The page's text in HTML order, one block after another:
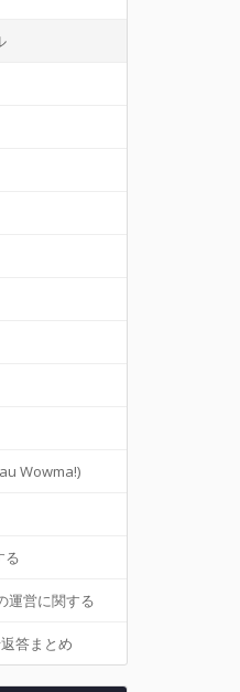
Wowma!)
る
運営に関する
答まとめ